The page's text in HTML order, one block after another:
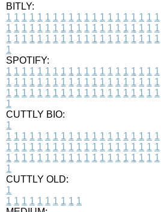
BITLY:
1 1 1 1 1 1 1 1 1 1 1 1 1 1 1 1 1 1 1 1
1 1 1 1 1 1 1 1 1 1 1 1 1 1 1 1 1 1 1 1
1 1 1 1 1 1 1 1 1 1 1 1 1 1 1 1 1 1 1 1
1
SPOTIFY:
1 1 1 1 1 1 1 1 1 1 1 1 1 1 1 1 1 1 1 1
1 1 1 1 1 1 1 1 1 1 1 1 1 1 1 1 1 1 1 1
1 1 1 1 1 1 1 1 1 1 1 1 1 1 1 1 1 1 1 1
1
CUTTLY BIO:
1
1 1 1 1 1 1 1 1 1 1 1 1 1 1 1 1 1 1 1 1
1 1 1 1 1 1 1 1 1 1 1 1 1 1 1 1 1 1 1 1
1 1 1 1 1 1 1 1 1 1 1 1 1 1 1 1 1 1 1 1
1
CUTTLY OLD:
1
1 1 1 1 1 1 1 1 1 1